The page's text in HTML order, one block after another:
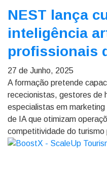
NEST lança
inteligência
profissionais
27 de Junho, 2025
A formação pretende
rececionistas, gestores de
especialistas em
de IA que otimizam
competitividade do turismo